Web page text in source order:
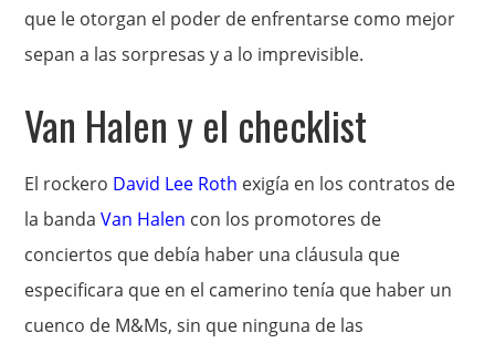
que le otorgan el poder de enfrentarse como mejor
sepan a las sorpresas y a lo imprevisible.
Van Halen y el checklist
El rockero David Lee Roth exigía en los contratos de
la bandaVan Halen con los promotores de
conciertos que debía haber una cláusula que
especificara que en el camerino tenía que haber un
cuenco de M&Ms, sin que ninguna de las